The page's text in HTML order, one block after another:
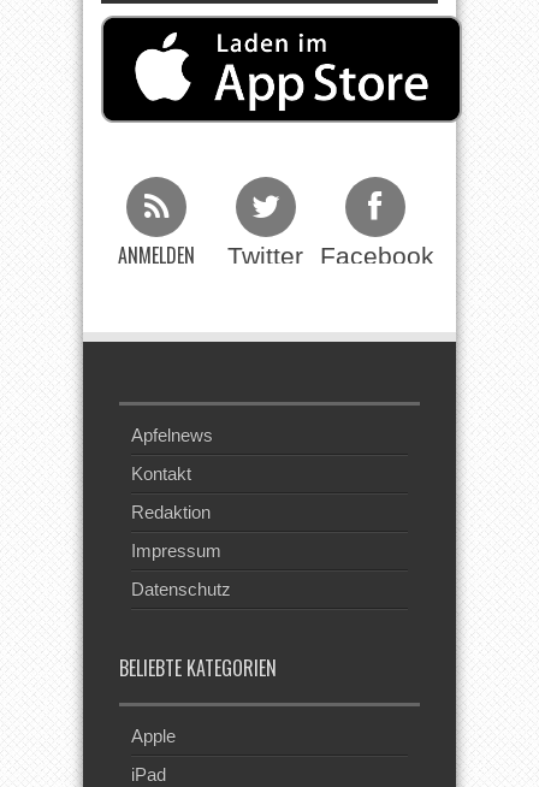
ANMELDEN Twitter Facebook
Apfelnews
Kontakt
Redaktion
Impressum
Datenschutz
BELIEBTE KATEGORIEN
Apple
iPad